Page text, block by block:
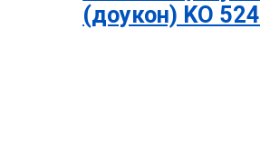
(доукон) KO